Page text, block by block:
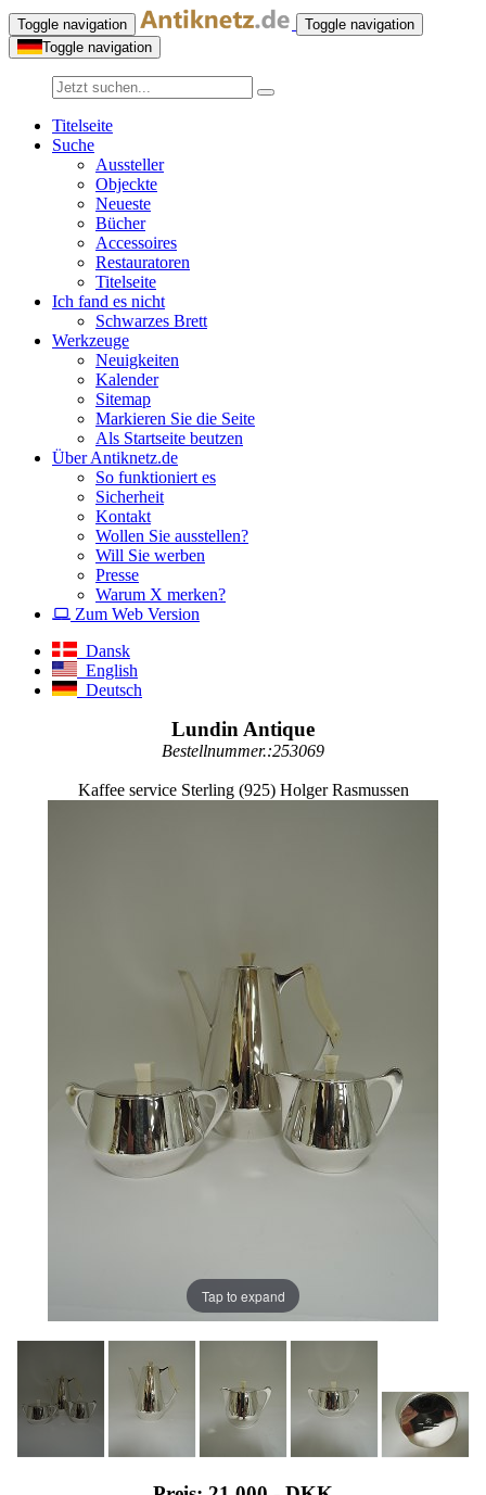
Toggle navigation
Toggle navigation
Toggle navigation
Titelseite
Suche
Aussteller
Objeckte
Neueste
Bücher
Accessoires
Restauratoren
Titelseite
Ich fand es nicht
Schwarzes Brett
Werkzeuge
Neuigkeiten
Kalender
Sitemap
Markieren Sie die Seite
Als Startseite beutzen
Über Antiknetz.de
So funktioniert es
Sicherheit
Kontakt
Wollen Sie ausstellen?
Will Sie werben
Presse
Warum X merken?
Zum Web Version
Dansk
English
Deutsch
Lundin Antique
Bestellnummer.:253069
Kaffee service Sterling (925) Holger Rasmussen
Tap to expand